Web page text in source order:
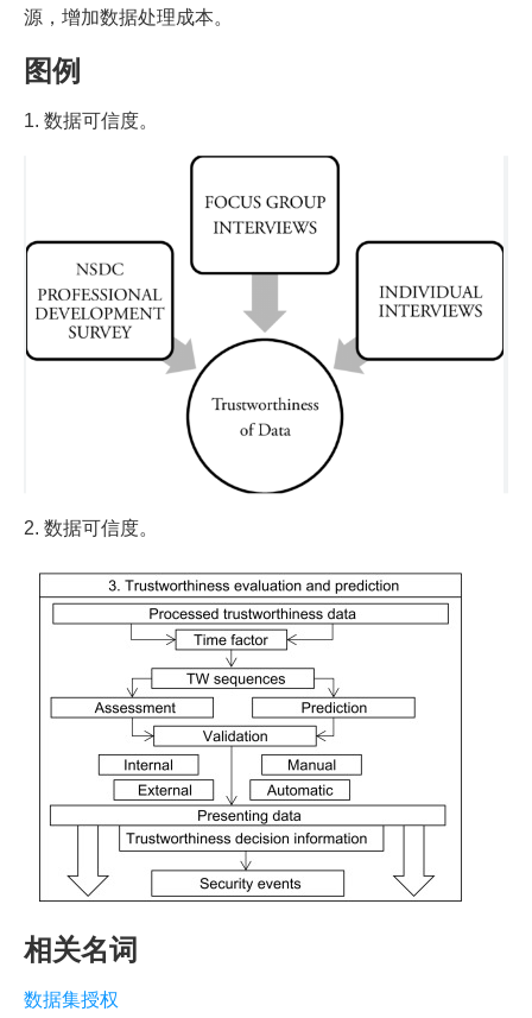
源，增加数据处理成本。
图例
1. 数据可信度。
2. 数据可信度。
相关名词
数据集授权